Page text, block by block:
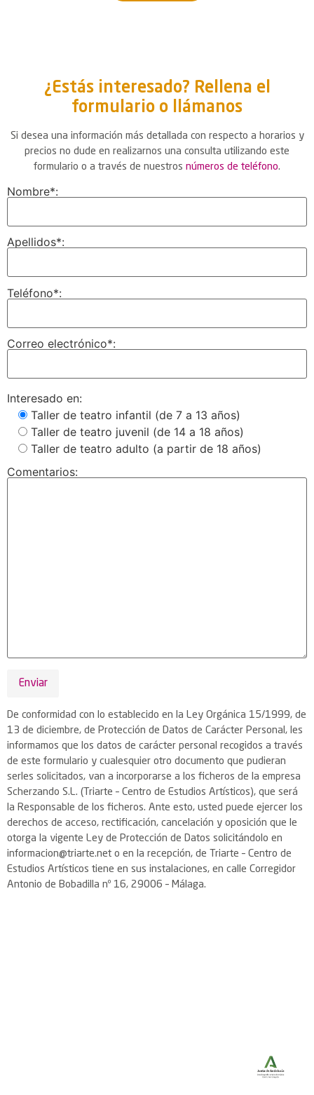
¿Estás interesado? Rellena el
formulario o llámanos
Si desea una información más detallada con respecto a horarios y
precios no dude en realizarnos una consulta utilizando este
formulario o a través de nuestros números de teléfono.
Nombre*:
Apellidos*:
Teléfono*:
Correo electrónico*:
Interesado en:
Taller de teatro infantil (de 7 a 13 años)
Taller de teatro juvenil (de 14 a 18 años)
Taller de teatro adulto (a partir de 18 años)
Comentarios:
De conformidad con lo establecido en la Ley Orgánica 15/1999, de
13 de diciembre, de Protección de Datos de Carácter Personal, les
informamos que los datos de carácter personal recogidos a través
de este formulario y cualesquier otro documento que pudieran
serles solicitados, van a incorporarse a los ficheros de la empresa
Scherzando S.L. (Triarte – Centro de Estudios Artísticos), que será
la Responsable de los ficheros. Ante esto, usted puede ejercer los
derechos de acceso, rectificación, cancelación y oposición que le
otorga la vigente Ley de Protección de Datos solicitándolo en
informacion@triarte.net o en la recepción, de Triarte – Centro de
Estudios Artísticos tiene en sus instalaciones, en calle Corregidor
Antonio de Bobadilla nº 16, 29006 – Málaga.